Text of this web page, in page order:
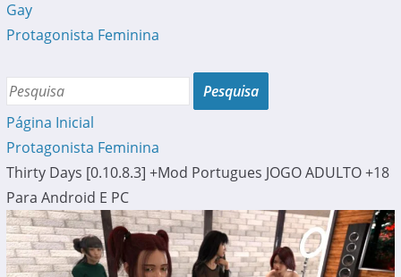
Gay
Protagonista Feminina
Página Inicial
Protagonista Feminina
Thirty Days [0.10.8.3] +Mod Portugues JOGO ADULTO +18
Para Android E PC